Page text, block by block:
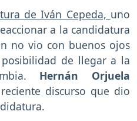
de Iván Cepeda, uno
a la candidatura
no vio con buenos ojos
de llegar a la
Hernán Orjuela
discurso que dio